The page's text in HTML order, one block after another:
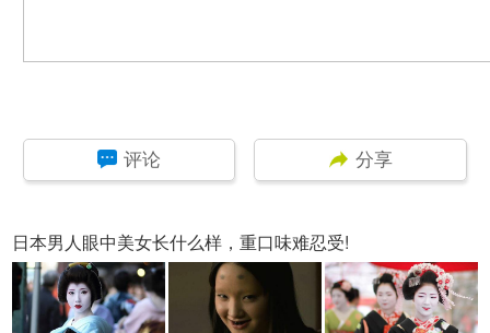
评论 分享
日本男人眼中美女长什么样，重口味难忍受!